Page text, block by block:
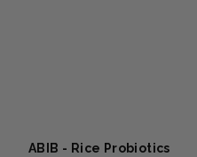
ABIB - Rice Probiotics